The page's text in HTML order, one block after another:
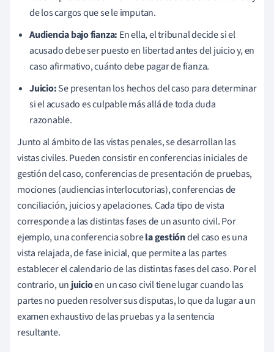
de los cargos que se le imputan.
Audiencia bajo fianza: En ella, el tribunal decide si el
acusado debe ser puesto en libertad antes del juicio y, en
caso afirmativo, cuánto debe pagar de fianza.
Juicio:Se presentan los hechos del caso para determinar
si el acusado es culpable más allá de toda duda
razonable.
Junto al ámbito de las vistas penales, se desarrollan las
vistas civiles. Pueden consistir en conferencias iniciales de
gestión del caso, conferencias de presentación de pruebas,
mociones (audiencias interlocutorias), conferencias de
conciliación, juicios y apelaciones. Cada tipo de vista
corresponde a las distintas fases de un asunto civil. Por
ejemplo, una conferencia sobrela gestióndel caso es una
vista relajada, de fase inicial, que permite a las partes
establecer el calendario de las distintas fases del caso. Por el
contrario, un juicioen un caso civil tiene lugar cuando las
partes no pueden resolver sus disputas, lo que da lugar a un
examen exhaustivo de las pruebas y a la sentencia
resultante.